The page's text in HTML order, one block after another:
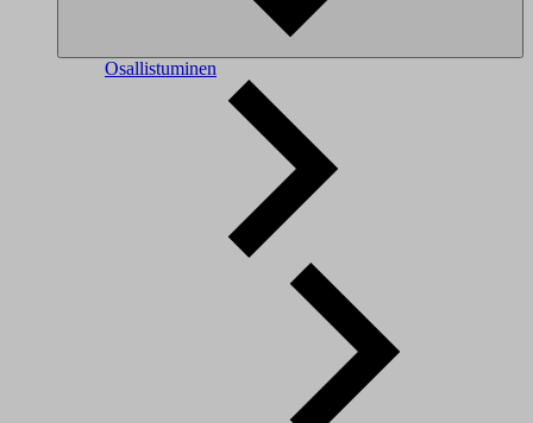
Osallistuminen